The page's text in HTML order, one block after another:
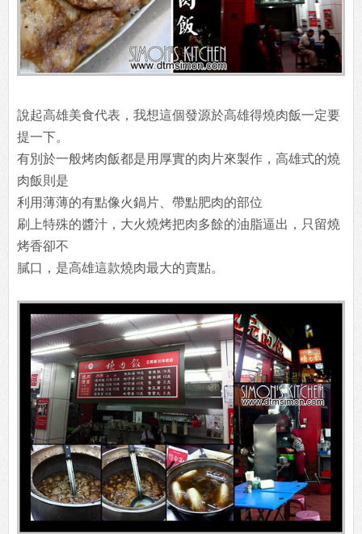
說起高雄美食代表，我想這個發源於高雄得燒肉飯一定要
提一下。
有別於一般烤肉飯都是用厚實的肉片來製作，高雄式的燒
肉飯則是
利用薄薄的有點像火鍋片、帶點肥肉的部位
刷上特殊的醬汁，大火燒烤把肉多餘的油脂逼出，只留燒
烤香卻不
膩口，是高雄這款燒肉最大的賣點。